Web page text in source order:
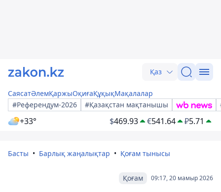
Қаз
СаясатӘлемҚаржыОқиғаҚұқықМақалалар
#Референдум-2026
#Қазақстан мақтанышы
+33° $469.93 €541.64 ₽5.71
Басты Барлық жаңалықтар Қоғам тынысы
09:17, 20 мамыр 2026
Қоғам